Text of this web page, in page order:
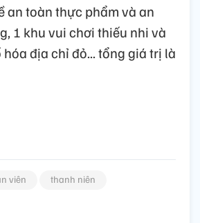
an toàn thực phẩm và an
1 khu vui chơi thiếu nhi và
địa chỉ đỏ... tổng giá trị là
viên
thanh niên